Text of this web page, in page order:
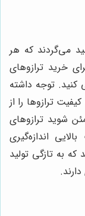
که هر
ترازوهای
توجه داشته
ترازوها را از
ترازوهای
اندازه‌گیری
تازگی تولید